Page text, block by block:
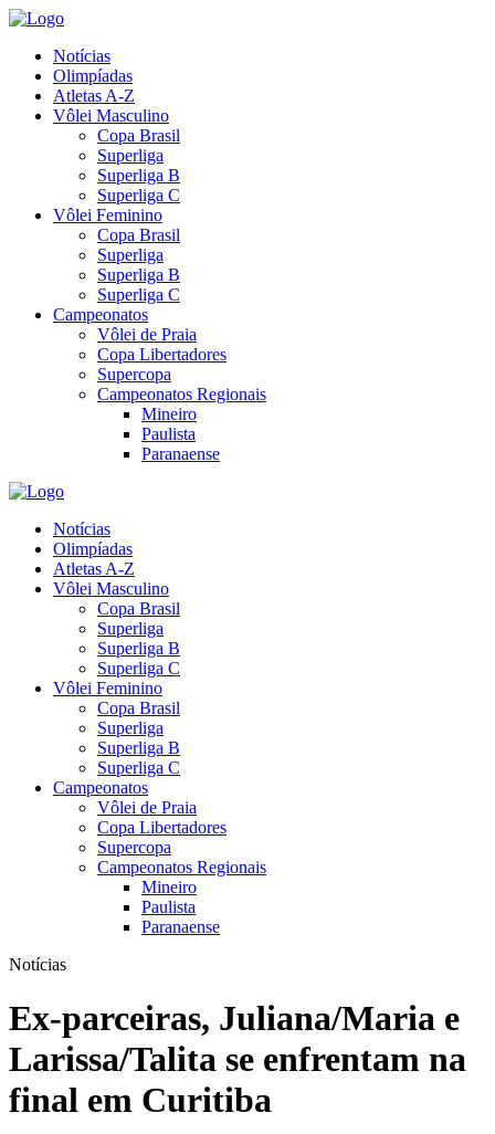
Notícias
Olimpíadas
Atletas A-Z
Vôlei Masculino
Copa Brasil
Superliga
Superliga B
Superliga C
Vôlei Feminino
Copa Brasil
Superliga
Superliga B
Superliga C
Campeonatos
Vôlei de Praia
Copa Libertadores
Supercopa
Campeonatos Regionais
Mineiro
Paulista
Paranaense
Notícias
Olimpíadas
Atletas A-Z
Vôlei Masculino
Copa Brasil
Superliga
Superliga B
Superliga C
Vôlei Feminino
Copa Brasil
Superliga
Superliga B
Superliga C
Campeonatos
Vôlei de Praia
Copa Libertadores
Supercopa
Campeonatos Regionais
Mineiro
Paulista
Paranaense
Notícias
Ex-parceiras, Juliana/Maria e
Larissa/Talita se enfrentam na
final em Curitiba